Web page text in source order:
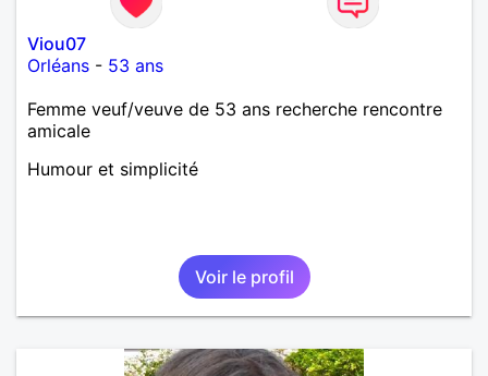
Viou07
Orléans - 53 ans
Femme veuf/veuve de 53 ans recherche rencontre
amicale
Humour et simplicité
Voir le profil